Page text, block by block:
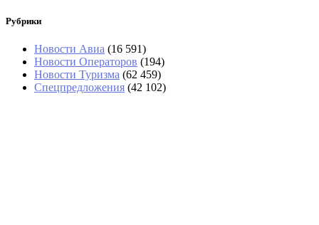
Рубрики
Новости Авиа (16 591)
Новости Операторов (194)
Новости Туризма (62 459)
Спецпредложения (42 102)